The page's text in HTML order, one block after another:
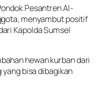
Pesantren Al-
menyambut positif
Kapolda Sumsel
hewan kurban dari
yang bisa dibagikan